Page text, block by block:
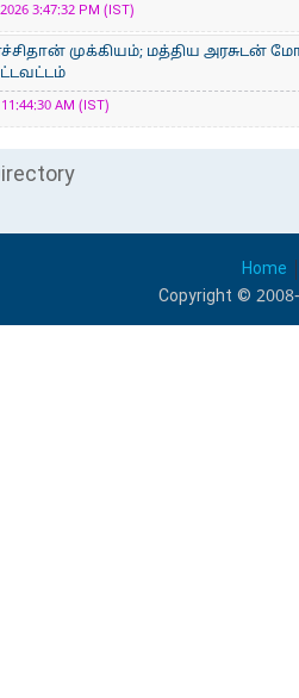
3:47:32 PM (IST)
முக்கியம்; மத்திய அரசுடன்
AM (IST)
Home
Copyright ©